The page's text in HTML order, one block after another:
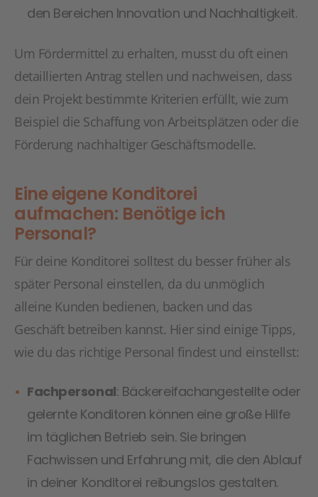
den Bereichen Innovation und Nachhaltigkeit.
Um Fördermittel zu erhalten, musst du oft einen
detaillierten Antrag stellen und nachweisen, dass
dein Projekt bestimmte Kriterien erfüllt, wie zum
Beispiel die Schaffung von Arbeitsplätzen oder die
Förderung nachhaltiger Geschäftsmodelle.
Eine eigene Konditorei
aufmachen: Benötige ich
Personal?
Für deine Konditorei solltest du besser früher als
später Personal einstellen, da du unmöglich
alleine Kunden bedienen, backen und das
Geschäft betreiben kannst. Hier sind einige Tipps,
wie du das richtige Personal findest und einstellst:
Fachpersonal: Bäckereifachangestellte oder
gelernte Konditoren können eine große Hilfe
im täglichen Betrieb sein. Sie bringen
Fachwissen und Erfahrung mit, die den Ablauf
in deiner Konditorei reibungslos gestalten.